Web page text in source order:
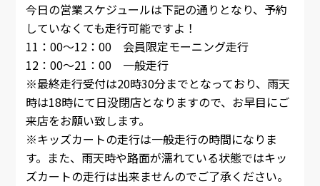
今日の営業スケジュールは下記の通りとなり、予約
していなくても走行可能ですよ！
11：00～12：00 会員限定モーニング走行
12：00～21：00 一般走行
※最終走行受付は20時30分までとなっており、雨天
時は18時にて日没閉店となりますので、お早目にご
来店をお願い致します。
※キッズカートの走行は一般走行の時間になりま
す。また、雨天時や路面が濡れている状態ではキッ
ズカートの走行は出来ませんのでご了承ください。